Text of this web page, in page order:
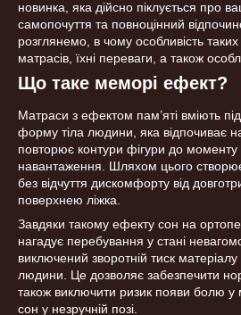
новинка, яка дійсно піклується про
самопочуття та повноцінний
розглянемо, в чому особливість
матрасів, їхні переваги, а також
Що таке меморі ефект?
Матраси з ефектом пам’яті вміють
форму тіла людини, яка відпочиває
повторює контури фігури до моменту
навантаження. Шляхом цього
без відчуття дискомфорту від
поверхнею ліжка.
Завдяки такому ефекту сон на
нагадує перебування у стані
виключений зворотній тиск
людини. Це дозволяє забезпечити
також виключити ризик появи болю у
сон у незручній позі.